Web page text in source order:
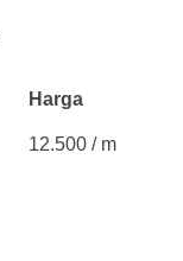
Harga
12.500 / m